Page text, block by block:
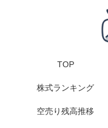
TOP
株式ランキング
空売り残高推移